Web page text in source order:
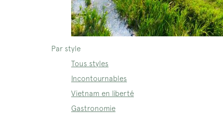
Par style
Tous styles
Incontournables
Vietnam en liberté
Gastronomie